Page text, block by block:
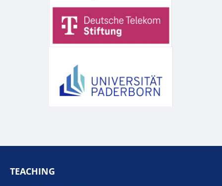
TEACHING